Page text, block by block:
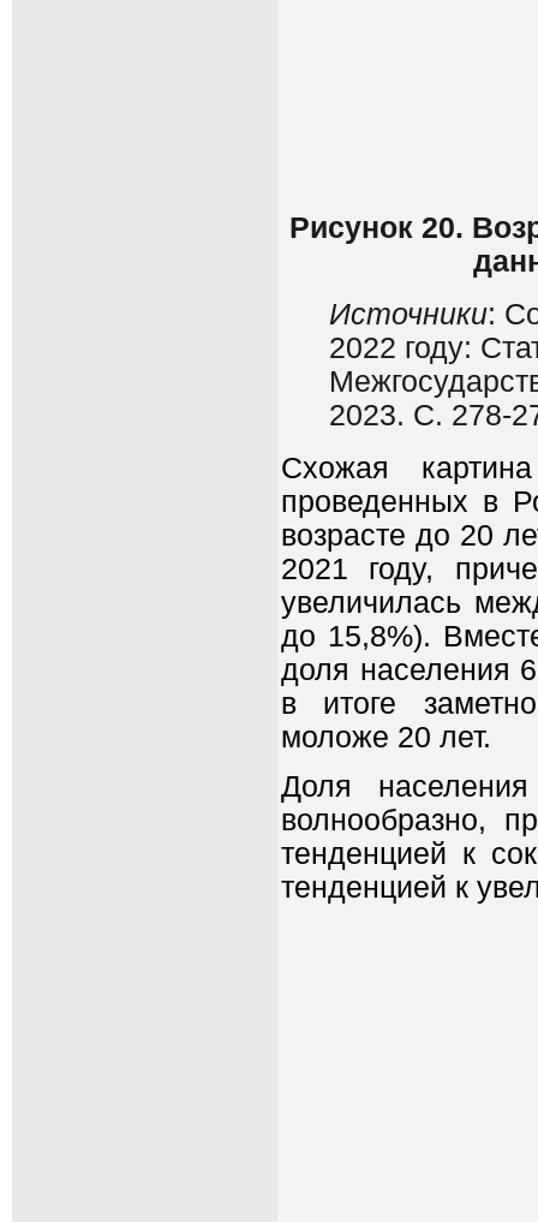
Рисунок 20.
Источники:
2022 году:
2023. С. 278-
Схожая
проведенных в
возрасте до 20
2021 году,
увеличилась
до 15,8%).
доля населения
в итоге
моложе 20 лет.
Доля
волнообразно,
тенденцией к
тенденцией к